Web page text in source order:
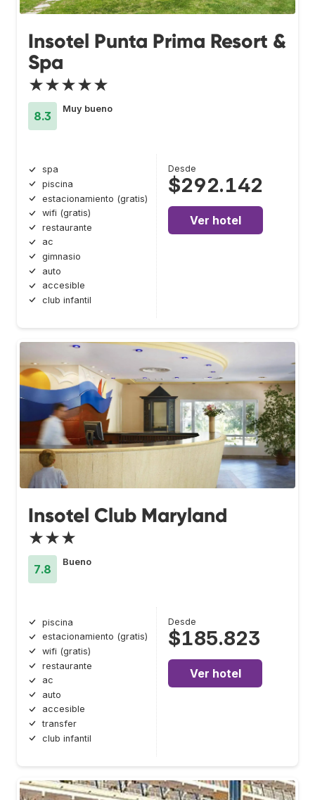
Insotel Punta Prima Resort &
Spa
★★★★★
8.3
Muy bueno
spa
piscina
estacionamiento (gratis)
wifi (gratis)
restaurante
ac
gimnasio
auto
accesible
club infantil
Desde
$292.142
Ver hotel
Insotel Club Maryland
★★★
7.8
Bueno
piscina
estacionamiento (gratis)
wifi (gratis)
restaurante
ac
auto
accesible
transfer
club infantil
Desde
$185.823
Ver hotel